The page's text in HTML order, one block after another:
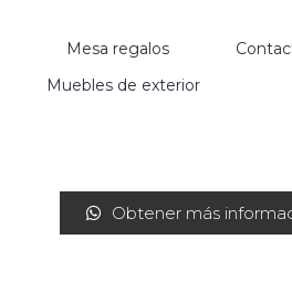
Mesa regalos
Muebles de exterior
Obtener más